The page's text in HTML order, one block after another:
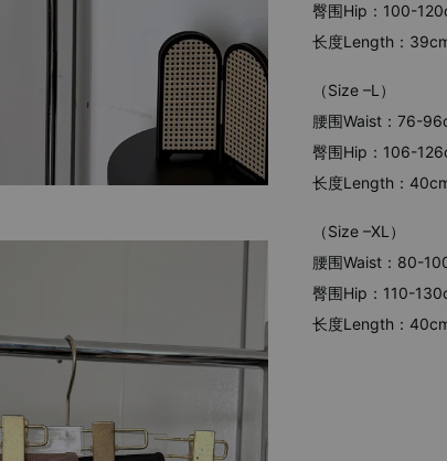
臀围Hip：100-
长度Length：
（Size –L）
腰围Waist：76-
臀围Hip：106-
长度Length：
（Size –XL）
腰围Waist：80-
臀围Hip：110-
长度Length：